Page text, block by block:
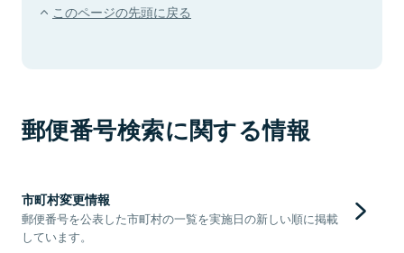
このページの先頭に戻る
郵便番号検索に関する情報
市町村変更情報
郵便番号を公表した市町村の一覧を実施日の新しい順に掲載
しています。